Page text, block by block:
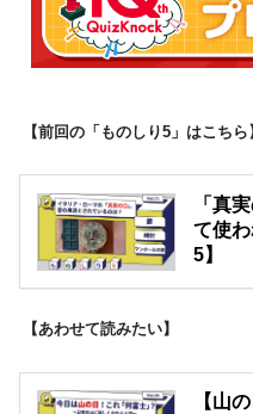
【前回の「ものしり5」はこちら
「真
て使
5】
【あわせて読みたい】
【山